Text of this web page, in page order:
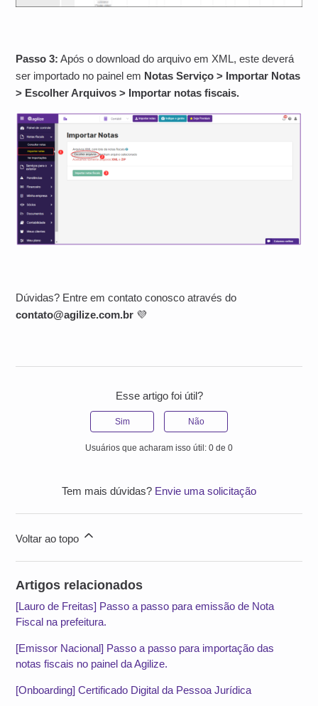
Passo 3: Após o download do arquivo em XML, este deverá
ser importado no painel em Notas Serviço > Importar Notas
> Escolher Arquivos > Importar notas fiscais.
Dúvidas? Entre em contato conosco através do
contato@agilize.com.br 💜
Esse artigo foi útil?
Sim Não
Usuários que acharam isso útil: 0 de 0
Tem mais dúvidas? Envie uma solicitação
Voltar ao topo
Artigos relacionados
[Lauro de Freitas] Passo a passo para emissão de Nota
Fiscal na prefeitura.
[Emissor Nacional] Passo a passo para importação das
notas fiscais no painel da Agilize.
[Onboarding] Certificado Digital da Pessoa Jurídica